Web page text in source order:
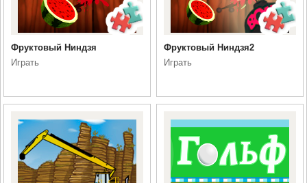
Фруктовый Ниндзя
Играть
Фруктовый Ниндзя2
Играть